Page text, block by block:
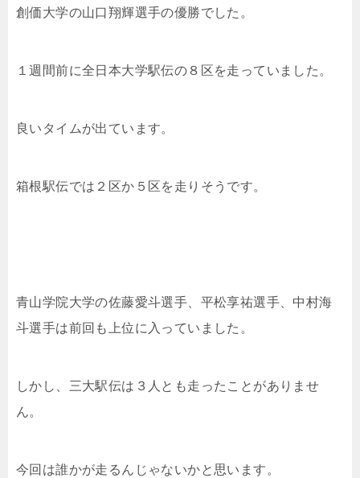
創価大学の山口翔輝選手の優勝でした。
１週間前に全日本大学駅伝の８区を走っていました。
良いタイムが出ています。
箱根駅伝では２区か５区を走りそうです。
青山学院大学の佐藤愛斗選手、平松享祐選手、中村海
斗選手は前回も上位に入っていました。
しかし、三大駅伝は３人とも走ったことがありませ
ん。
今回は誰かが走るんじゃないかと思います。